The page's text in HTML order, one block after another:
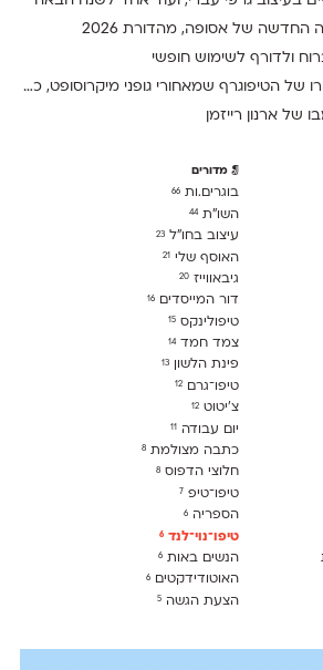
החדשה של אסופה, מהדורת 2026
ולדורף לשימוש חופשי
שמאחורי גופני מיקרוסופט, כפי שנחשף בארכיון של נינתו
של ארנון רייזמן
מדורים
בוגרים.ות66
השו״ת44
עיצוב בחו"ל23
האוסף שלי21
גיבאווייז20
דור המייסדים16
טיפולינקס15
צמד חמד14
פינת הלשון13
טיפו־גרם12
צ׳יטוט12
יום עבודה11
כתבה מצולמת8
חלוצי הדפוס8
טיפו־טיפ7
הספריה6
טיפו־נוי־לנד6
הנשים באות6
האוטודידקטים6
הצעת הגשה5